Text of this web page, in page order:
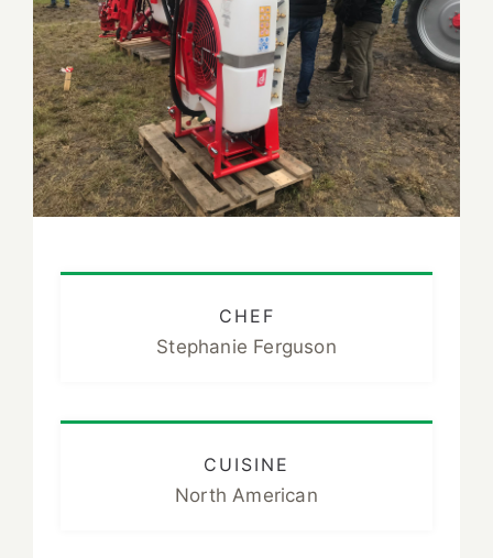
CHEF
Stephanie Ferguson
CUISINE
North American